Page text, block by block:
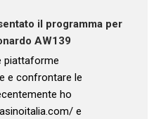
il programma per
AW139
piattaforme
e confrontare le
ho
e